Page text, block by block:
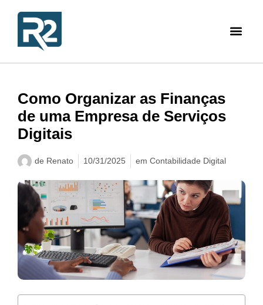
Como Organizar as Finanças
de uma Empresa de Serviços
Digitais
de Renato 10/31/2025 em Contabilidade Digital